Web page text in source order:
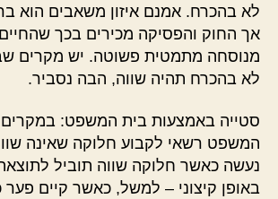
לא בהכרח. אמנם איזון משאבים הוא
אך החוק והפסיקה מכירים בכך
מנוסחה מתמטית פשוטה. יש מקרים
לא בהכרח תהיה שווה, הבה נסביר.
סטייה באמצעות בית המשפט: במקרים
המשפט רשאי לקבוע חלוקה שאינה
נעשה כאשר חלוקה שווה תוביל
באופן קיצוני – למשל, כאשר קיים פער